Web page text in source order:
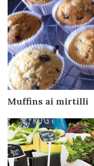
Muffins ai mirtilli